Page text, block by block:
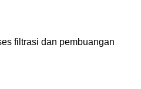
filtrasi dan pembuangan